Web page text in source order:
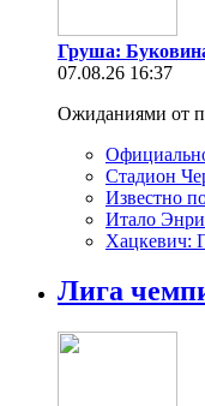
Груша: Буковина
07.08.26 16:37
Ожиданиями от
Стадион
Известно
Итало
Хацкевич:
Лига